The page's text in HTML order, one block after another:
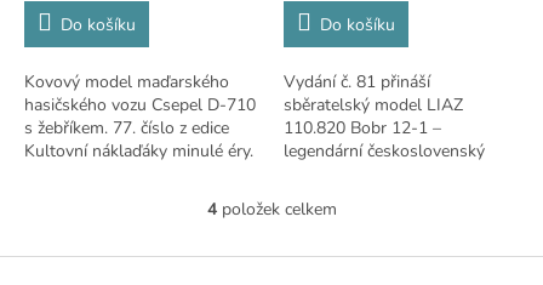
Do košíku
Kovový model maďarského
hasičského vozu Csepel D-710
s žebříkem. 77. číslo z edice
Kultovní náklaďáky minulé éry.
Do košíku
Vydání č. 81 přináší
sběratelský model LIAZ
110.820 Bobr 12-1 –
legendární československý
O
l
4položek celkem
Z